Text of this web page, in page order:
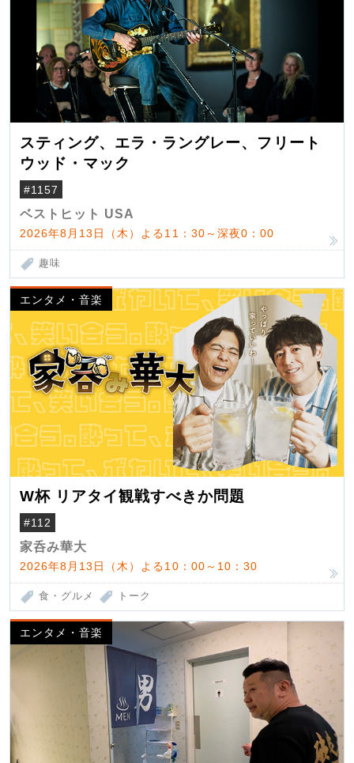
スティング、エラ・ラングレー、フリート
ウッド・マック
#1157
ベストヒット USA
2026年8月13日（木）よる11：30～深夜0：00
趣味
エンタメ・音楽
W杯 リアタイ観戦すべきか問題
#112
家呑み華大
2026年8月13日（木）よる10：00～10：30
食・グルメ トーク
エンタメ・音楽